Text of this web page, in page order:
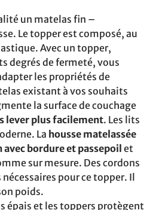
un matelas fin –
Le topper est composé, au
Avec un topper,
degrés de fermeté, vous
les propriétés de
existant à vos souhaits
la surface de couchage
lever plus facilement. Les lits
La housse matelassée
bordure et passepoil et
sur mesure. Des cordons
pour ce topper. Il
poids.
épais et les toppers protègent